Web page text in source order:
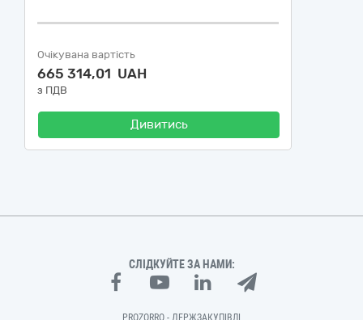
Очікувана вартість
665 314,01 UAH
з ПДВ
Дивитись
СЛІДКУЙТЕ ЗА НАМИ:
PROZORRO - ДЕРЖЗАКУПІВЛІ